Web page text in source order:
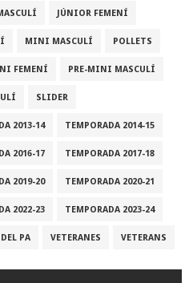
JÚNIOR FEMENÍ
MINI MASCULÍ POLLETS
FEMENÍ PRE-MINI MASCULÍ
SLIDER
2013-14 TEMPORADA 2014-15
2016-17 TEMPORADA 2017-18
2019-20 TEMPORADA 2020-21
2022-23 TEMPORADA 2023-24
PA VETERANES VETERANS